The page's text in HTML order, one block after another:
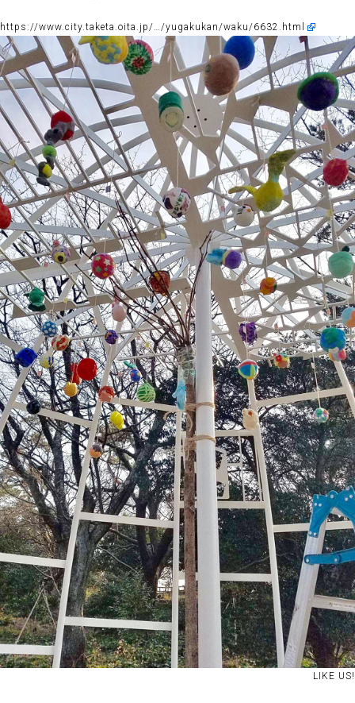
https://www.city.taketa.oita.jp/…/yugakukan/waku/6632.html
LIKE US!